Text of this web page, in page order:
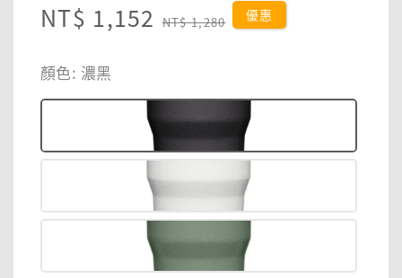
Sale
NT$ 1,152 Regular
NT$ 1,280 優惠
顏色: 濃黑